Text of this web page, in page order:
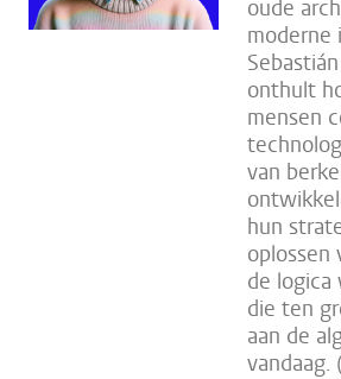
oude
moderne
onthult
mensen
van
hun
oplossen
de logica
die ten
aan de
vandaag.